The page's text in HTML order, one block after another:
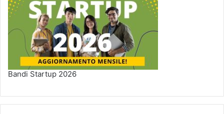
Bandi Startup 2026